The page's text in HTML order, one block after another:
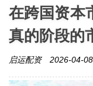
在跨国资本
真的阶段的
启运配资 2026-04-